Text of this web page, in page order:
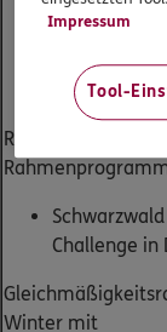
ADAC-MSRT-
Veteranen-
Freiamt
Rallye mit großem
Challenge in
Winter mit
Impressum
Tool-